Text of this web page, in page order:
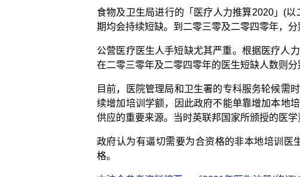
食物及卫生局进行的「医疗人力推算2020」(
期均会持续短缺。到二零三零及二零四零年，分
公营医疗医生人手短缺尤其严重。根据医疗人
在二零三零年及二零四零年的医生短缺人数则
目前，医院管理局和卫生署的专科服务轮候需
续增加培训学额，因此政府不能单靠增加本地
供应的重要来源。当时英联邦国家所颁授的医
政府认为有逼切需要为合资格的非本地培训医
格。